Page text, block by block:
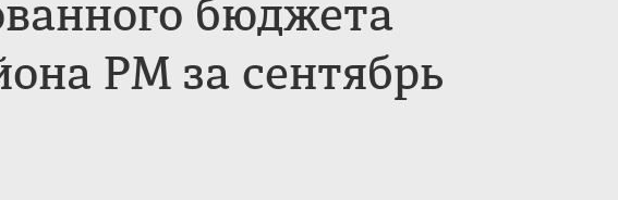
бюджета
РМ за сентябрь